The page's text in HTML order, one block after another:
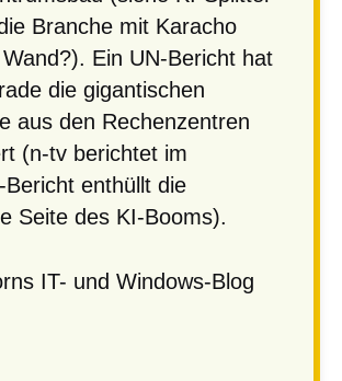
Branche mit Karacho
Ein UN-Bericht hat
die gigantischen
aus den Rechenzentren
(n-tv berichtet im
Bericht enthüllt die
Seite des KI-Booms).
IT- und Windows-Blog